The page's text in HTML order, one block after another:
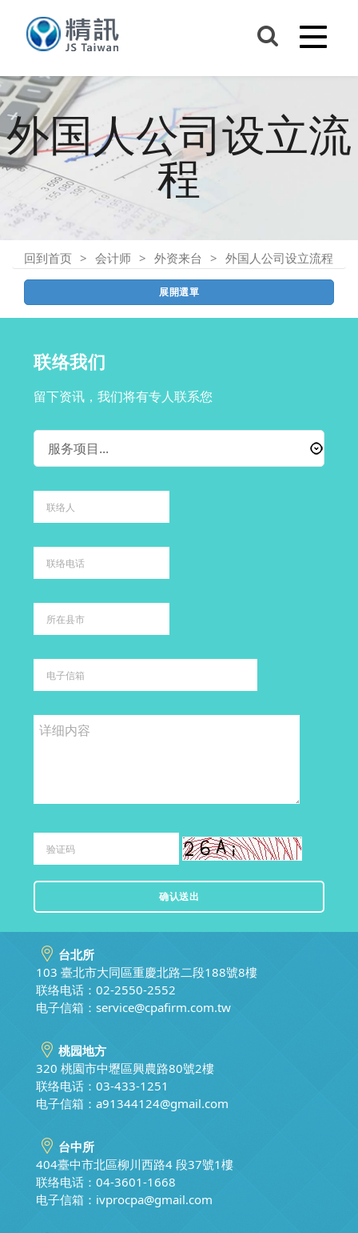
外国人公司设立流
程
回到首页 会计师 外资来台 外国人公司设立流程
展開選單
联络我们
留下资讯，我们将有专人联系您
台北所
103 臺北市大同區重慶北路二段188號8樓
联络电话：02-2550-2552
电子信箱： service@cpafirm.com.tw
桃园地方
320 桃園市中壢區興農路80號2樓
联络电话：03-433-1251
电子信箱： a91344124@gmail.com
台中所
404臺中市北區柳川西路4 段37號1樓
联络电话：04-3601-1668
电子信箱： ivprocpa@gmail.com